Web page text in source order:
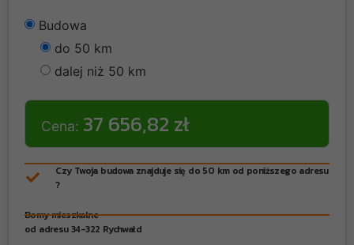
Budowa
do 50 km
dalej niż 50 km
Cena: 37 656,82 zł
Czy Twoja budowa znajduje się do 50 km od poniższego adresu
?
Domy mieszkalne
od adresu 34-322 Rychwałd